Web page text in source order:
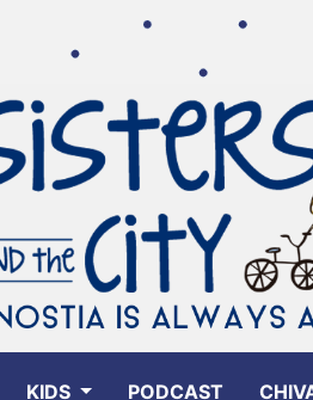
KIDS PODCAST